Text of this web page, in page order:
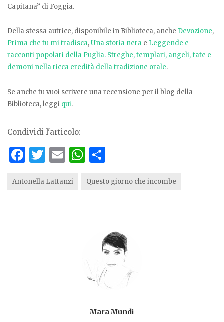
Capitana” di Foggia.
Della stessa autrice, disponibile in Biblioteca, anche Devozione,
Prima che tu mi tradisca,Una storia nera e Leggende e
racconti popolari della Puglia. Streghe, templari, angeli, fate e
demoni nella ricca eredità della tradizione orale.
Se anche tu vuoi scrivere una recensione per il blog della
Biblioteca, leggi qui.
Condividi l'articolo:
F
c
T
it
E
ai
W
at ar
Antonella Lattanzi Questo giorno che incombe
Mara Mundi